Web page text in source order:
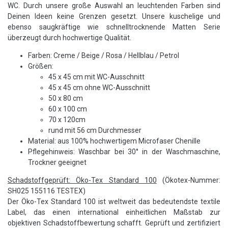
WC. Durch unsere große Auswahl an leuchtenden Farben sind
Deinen Ideen keine Grenzen gesetzt. Unsere kuschelige und
ebenso saugkräftige wie schnelltrocknende Matten Serie
überzeugt durch hochwertige Qualität.
Farben: Creme / Beige / Rosa / Hellblau / Petrol
Größen:
45 x 45 cm mit WC-Ausschnitt
45 x 45 cm ohne WC-Ausschnitt
50 x 80 cm
60 x 100 cm
70 x 120cm
rund mit 56 cm Durchmesser
Material: aus 100% hochwertigem Microfaser Chenille
Pflegehinweis: Waschbar bei 30° in der Waschmaschine,
Trockner geeignet
Schadstoffgeprüft: Öko-Tex Standard 100 (Ökotex-Nummer:
SH025 155116 TESTEX)
Der Öko-Tex Standard 100 ist weltweit das bedeutendste textile
Label, das einen international einheitlichen Maßstab zur
objektiven Schadstoffbewertung schafft. Geprüft und zertifiziert